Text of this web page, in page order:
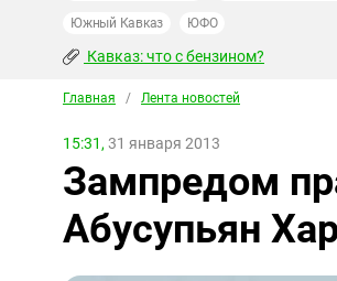
Южный Кавказ ЮФО
Кавказ: что с бензином?
Главная / Лента новостей
15:31, 31 января 2013
Зампредом
Абусупьян